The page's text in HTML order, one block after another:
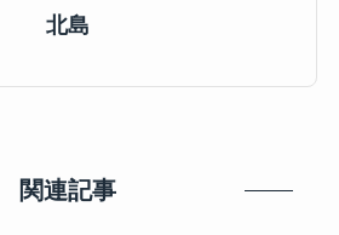
北島
関連記事